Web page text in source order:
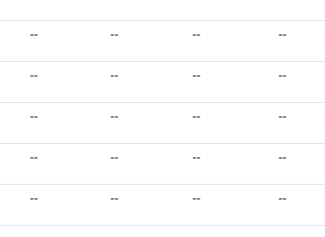
-- -- -- --
-- -- -- --
-- -- -- --
-- -- -- --
-- -- -- --